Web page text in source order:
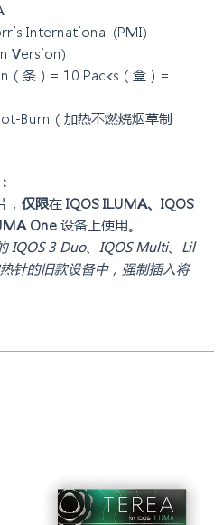
International (PMI)
Version)
（条）= 10 Packs（盒）=
Burn（加热不燃烧烟草制
仅限在 IQOS ILUMA、IQOS
One 设备上使用。
IQOS 3 Duo、IQOS Multi、Lil
针的旧款设备中，强制插入将